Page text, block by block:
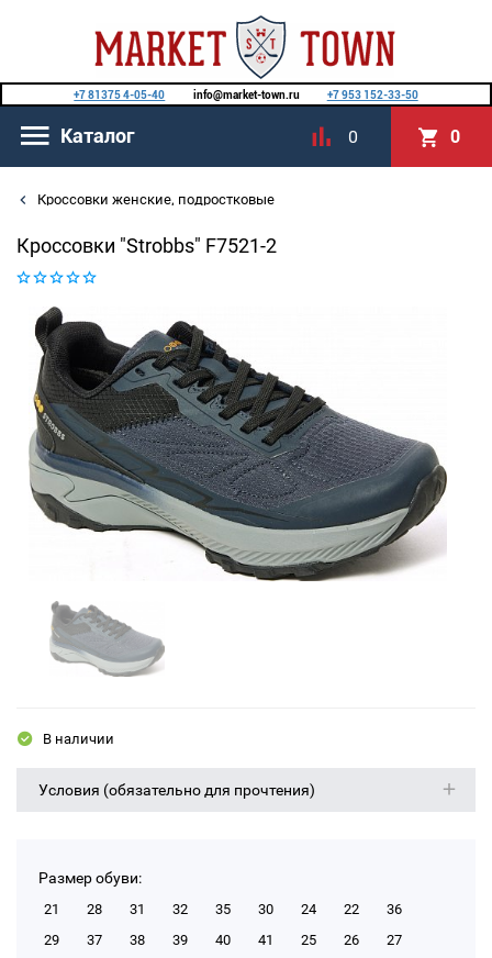
+7 81375 4-05-40 info@market-town.ru +7 953 152-33-50
Каталог 0 0
Кроссовки женские, подростковые
Кроссовки "Strobbs" F7521-2
В наличии
Условия (обязательно для прочтения)
Размер обуви:
21 28 31 32 35 30 24 22
36
29
37 38 39 40 41 25 26
27